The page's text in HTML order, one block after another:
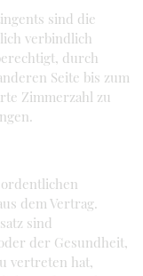
sind die
verbindlich
durch
Seite bis zum
Zimmerzahl zu
dem Vertrag.
sind
der Gesundheit,
vertreten hat,